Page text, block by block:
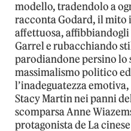
modello, tradendolo a
racconta Godard, il mito
affettuosa,
Garrel e rubacchiando
parodiandone persino lo
massimalismo politico
l’inadeguatezza
Stacy Martin nei panni
scomparsa Anne
protagonista de La